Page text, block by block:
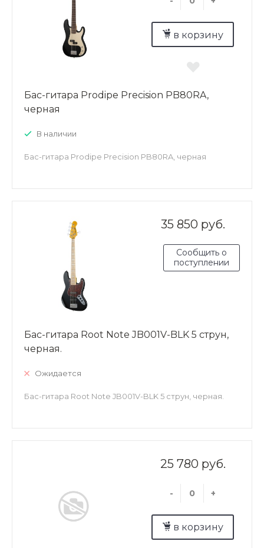
в корзину
Бас-гитара Prodipe Precision PB80RA,
черная
В наличии
Бас-гитара Prodipe Precision PB80RA, черная
35 850 руб.
Сообщить о
поступлении
Бас-гитара Root Note JB001V-BLK 5 струн,
черная.
Ожидается
Бас-гитара Root Note JB001V-BLK 5 струн, черная.
25 780 руб.
- +
в корзину